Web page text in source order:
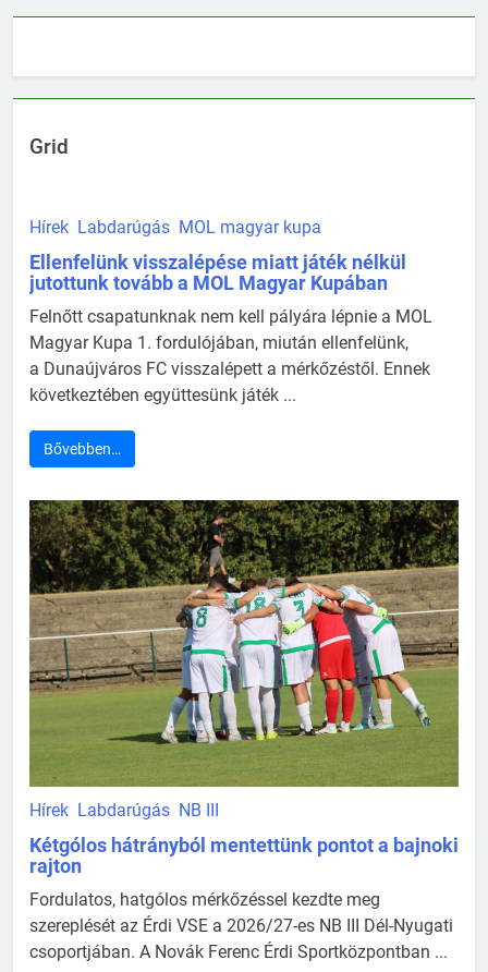
Grid
Hírek Labdarúgás MOL magyar kupa
Ellenfelünk visszalépése miatt játék nélkül
jutottunk tovább a MOL Magyar Kupában
Felnőtt csapatunknak nem kell pályára lépnie a MOL
Magyar Kupa 1. fordulójában, miután ellenfelünk,
a Dunaújváros FC visszalépett a mérkőzéstől. Ennek
következtében együttesünk játék ...
Bővebben…
Hírek Labdarúgás NB III
Kétgólos hátrányból mentettünk pontot a bajnoki
rajton
Fordulatos, hatgólos mérkőzéssel kezdte meg
szereplését az Érdi VSE a 2026/27-es NB III Dél-Nyugati
csoportjában. A Novák Ferenc Érdi Sportközpontban ...